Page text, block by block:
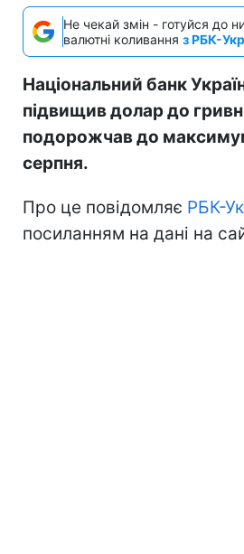
Не чекай змін - готуйся до
валютні коливання з РБК-
Національний банк
підвищив долар до
подорожчав до
серпня.
Про це повідомляє РБК-
посиланням на дані на